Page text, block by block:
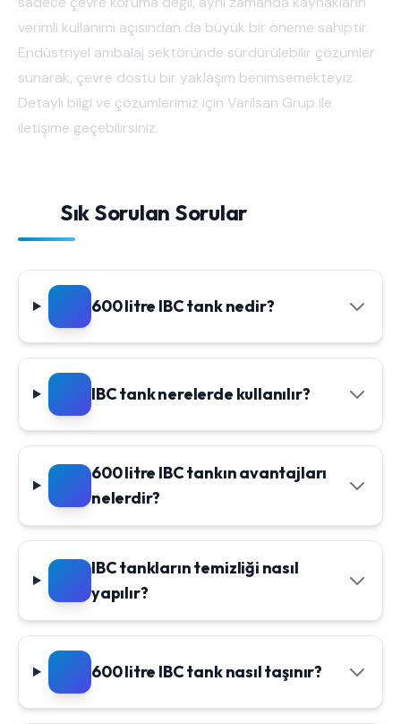
verimli kullanımı açısından da büyük bir öneme sahiptir.
Endüstriyel ambalaj sektöründe sürdürülebilir çözümler
sunarak, çevre dostu bir yaklaşım benimsemekteyiz.
Detaylı bilgi ve çözümlerimiz için Varilsan Grup ile
iletişime geçebilirsiniz.
Sık Sorulan Sorular
600 litre IBC tank nedir?
IBC tank nerelerde kullanılır?
600 litre IBC tankın avantajları
nelerdir?
IBC tankların temizliği nasıl
yapılır?
600 litre IBC tank nasıl taşınır?